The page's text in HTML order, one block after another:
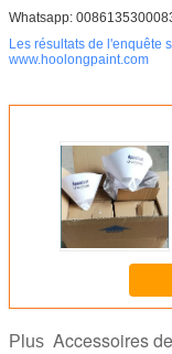
Whatsapp:
Les résultats de l'enquête
www.hoolongpaint.com
Plus Accessoires